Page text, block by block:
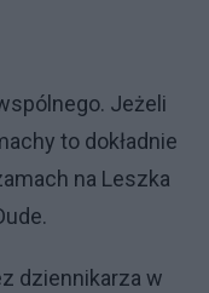
Jeżeli
to dokładnie
na Leszka
dziennikarza w